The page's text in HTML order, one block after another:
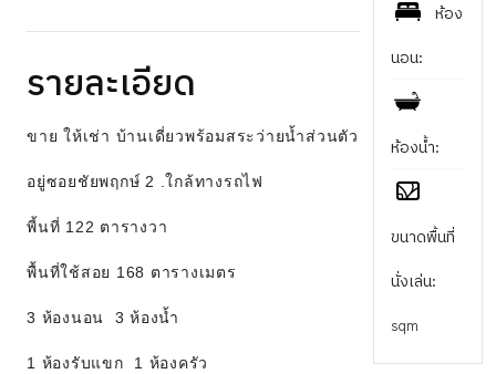
ห้อง
นอน:
ห้องน้ำ:
ขนาดพื้นที่
นั่งเล่น:
sqm
รายละเอียด
ขาย ให้เช่า บ้านเดี่ยวพร้อมสระว่ายน้ำส่วนตัว
อยู่ซอยชัยพฤกษ์ 2 .ใกล้ทางรถไฟ
พี้นที่ 122 ตารางวา
พื้นที่ใช้สอย 168 ตารางเมตร
3 ห้องนอน 3 ห้องน้ำ
1 ห้องรับแขก 1 ห้องครัว